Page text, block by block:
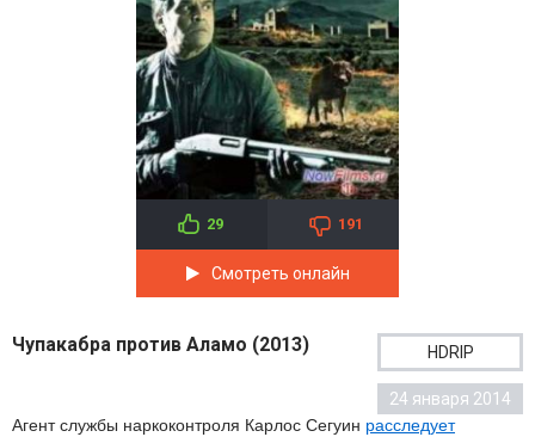
29 191
Смотреть онлайн
Чупакабра против Аламо (2013) HDRIP
24 января 2014
Агент службы наркоконтроля Карлос Сегуин расследует